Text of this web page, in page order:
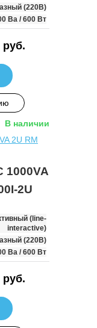
(220В)
Ва / 600 Вт
руб.
В наличии
1000VA
2U
(line-
interactive)
(220В)
Ва / 600 Вт
руб.